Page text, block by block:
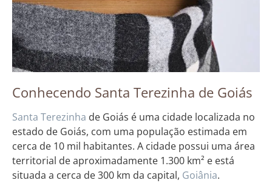
Conhecendo Santa Terezinha de Goiás
Santa Terezinha de Goiás é uma cidade localizada no
estado de Goiás, com uma população estimada em
cerca de 10 mil habitantes. A cidade possui uma área
territorial de aproximadamente 1.300 km² e está
situada a cerca de 300 km da capital, Goiânia.